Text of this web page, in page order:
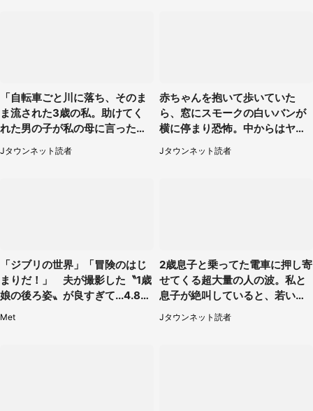
「自転車ごと川に落ち、そのま
ま流された3歳の私。助けてく
れた男の子が私の母に言ったの
は...」（千葉県・20代女性）
Jタウンネット読者
赤ちゃんを抱いて歩いていた
ら、窓にスモークの白いバンが
横に停まり恐怖。中からはヤン
チャそうな男性が...（神奈川
県・40代女性）
Jタウンネット読者
「ジブリの世界」「冒険のはじ
まりだ！」 夫が撮影した〝1歳
娘の後ろ姿〟が良すぎて...4.8万
人感激
Met
2歳息子と乗ってた電車に押し寄
せてくる超大量の人の波。私と
息子が絶叫していると、若いカ
ップルの乗客が...（東京都・60
代女性）
Jタウンネット読者